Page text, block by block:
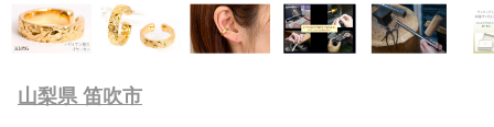
山梨県 笛吹市